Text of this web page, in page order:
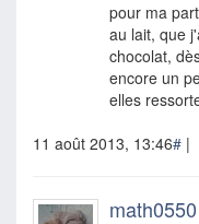
pour ma
au lait, que
chocolat,
encore un
elles
11 août 2013, 13:46# |
math0550